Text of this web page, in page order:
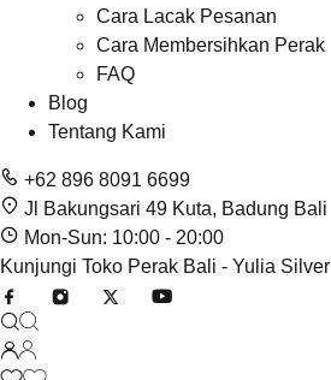
Cara Lacak Pesanan
Cara Membersihkan Perak
FAQ
Blog
Tentang Kami
+62 896 8091 6699
Jl Bakungsari 49 Kuta, Badung Bali
Mon-Sun: 10:00 - 20:00
Kunjungi Toko Perak Bali - Yulia Silver